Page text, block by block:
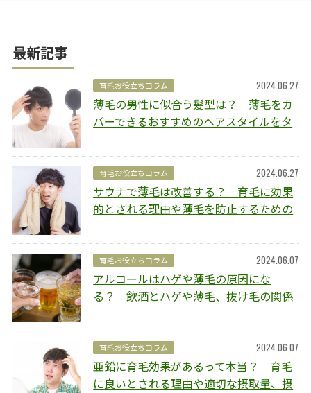
最新記事
育毛お役立ちコラム 2024.06.27
薄毛の男性に似合う髪型は？ 薄毛をカ
バーできるおすすめのヘアスタイルをタ
育毛お役立ちコラム 2024.06.27
サウナで薄毛は改善する？ 育毛に効果
的とされる理由や薄毛を防止するための
育毛お役立ちコラム 2024.06.07
アルコールはハゲや薄毛の原因にな
る？ 飲酒とハゲや薄毛、抜け毛の関係
育毛お役立ちコラム 2024.06.07
亜鉛に育毛効果があるって本当？ 育毛
に良いとされる理由や適切な摂取量、摂